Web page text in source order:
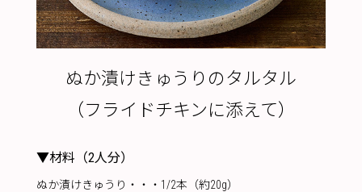
ぬか漬けきゅうりのタルタル
（フライドチキンに添えて）
▼材料（2人分）
ぬか漬けきゅうり・・・1/2本（約20g）